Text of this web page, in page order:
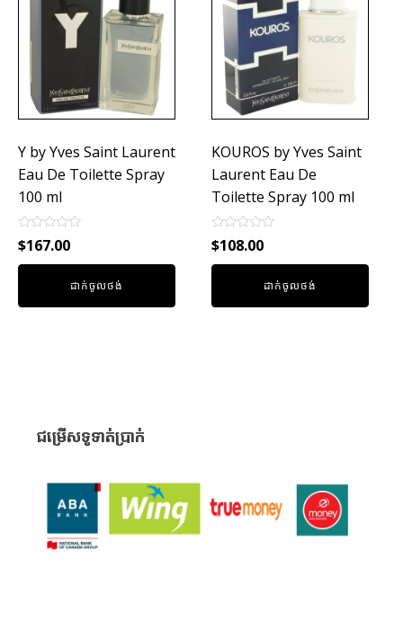
Y by Yves Saint Laurent
Eau De Toilette Spray
100 ml
Rated
0
out
$167.00
ដាក់ចូលថង់
KOUROS by Yves Saint
Laurent Eau De
Toilette Spray 100 ml
Rated
0
out
$108.00
ដាក់ចូលថង់
ជម្រើសទូទាត់ប្រាក់